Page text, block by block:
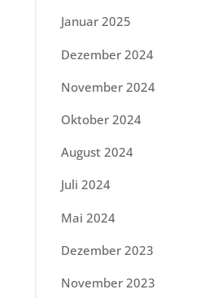
Januar 2025
Dezember 2024
November 2024
Oktober 2024
August 2024
Juli 2024
Mai 2024
Dezember 2023
November 2023